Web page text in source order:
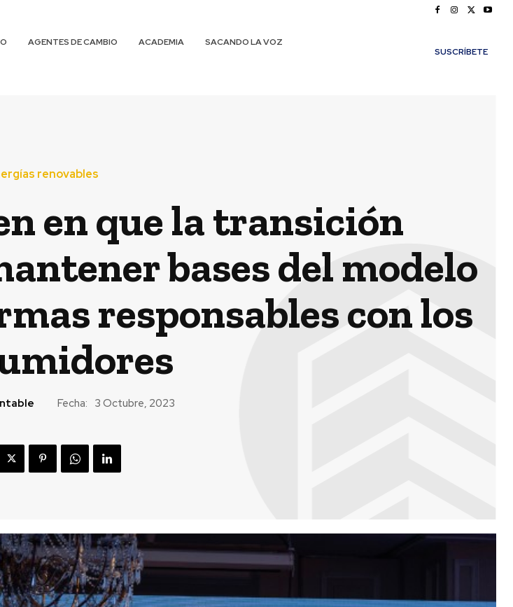
AGENTES DE CAMBIO ACADEMIA
SACANDO LA VOZ
SUSCRÍBETE
renovables
en que la transición
bases del modelo
responsables con los
Fecha: 3 Octubre, 2023